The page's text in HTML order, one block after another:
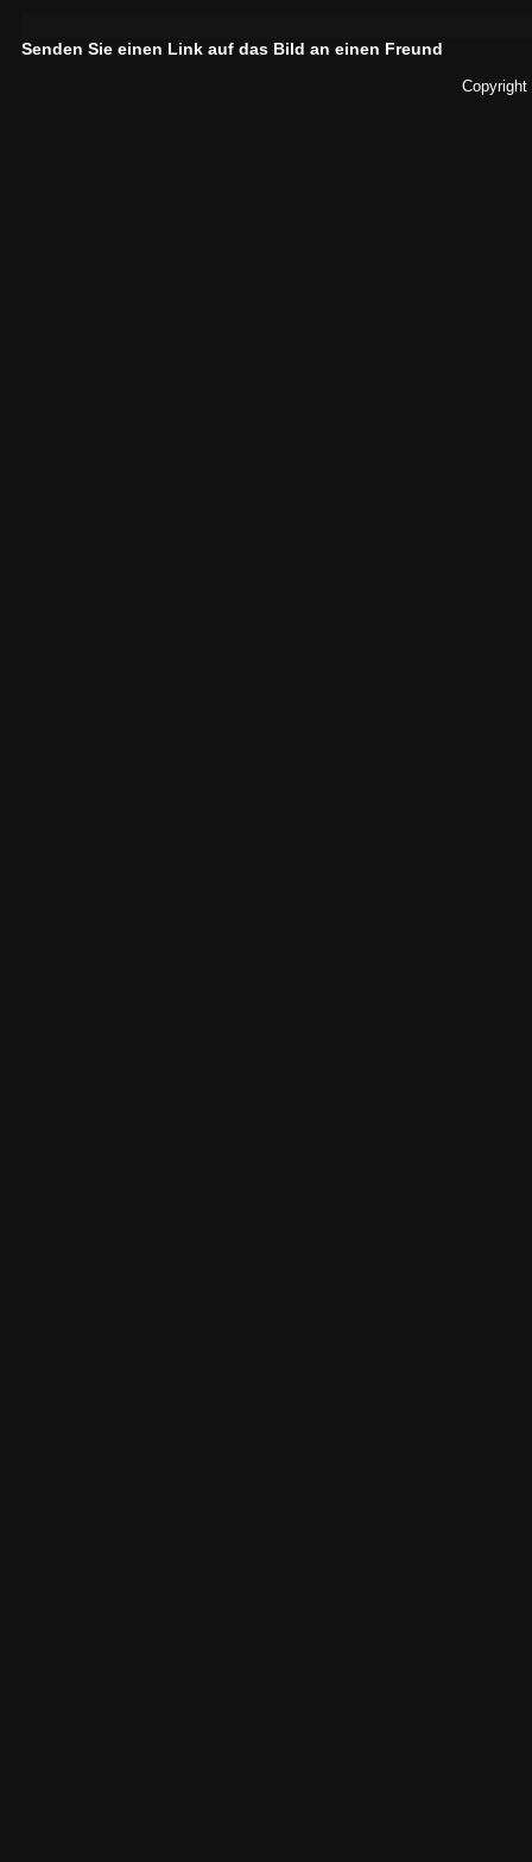
Senden Sie einen Link auf das Bild an einen Freund